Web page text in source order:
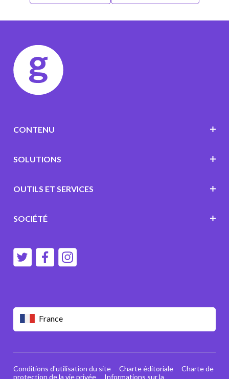
France
CONTENU
SOLUTIONS
OUTILS ET SERVICES
SOCIÉTÉ
Conditions d'utilisation du site Charte éditoriale
Charte de
protection de la vie privée
Informations sur la